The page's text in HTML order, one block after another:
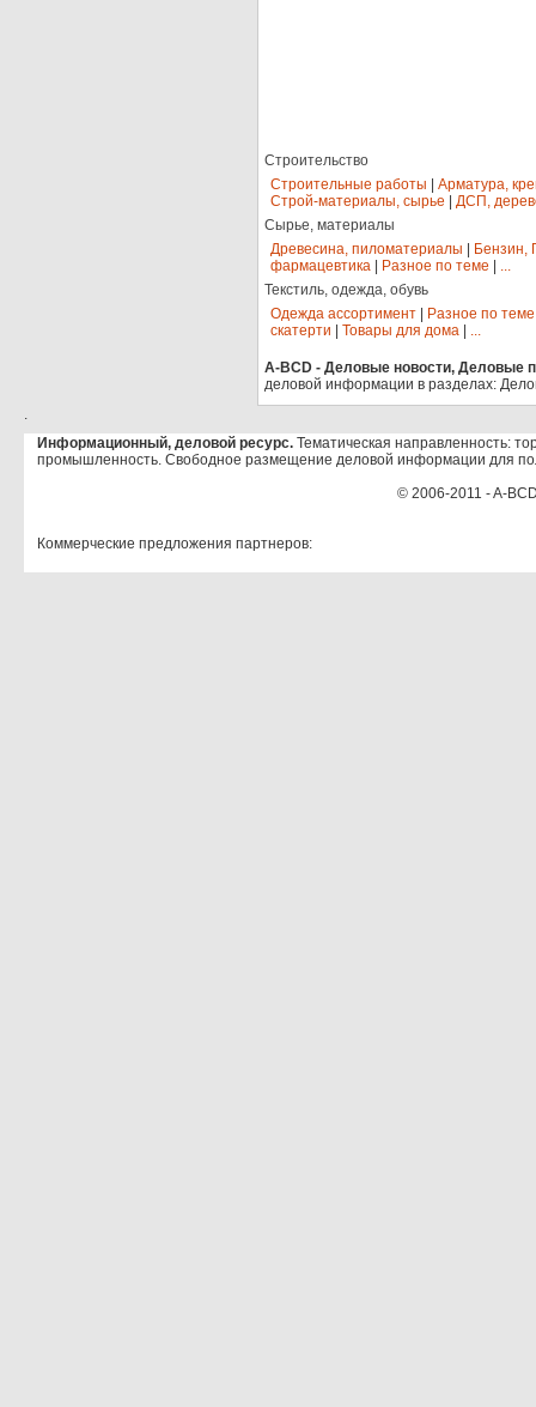
Строительство
Строительные работы
Арматура,
Строй-материалы, сырье
ДСП,
Сырье, материалы
Древесина, пиломатериалы
Бензин,
фармацевтика
Разное по теме
...
Текстиль, одежда, обувь
Одежда ассортимент
Разное по теме
скатерти
Товары для дома ...
A-BCD - Деловые новости, Деловые
деловой информации в разделах:
.
Информационный, деловой ресурс. Тематическая направленность:
промышленность. Свободное размещение деловой информации для
© 2006-2011 - A-
Коммерческие предложения партнеров: